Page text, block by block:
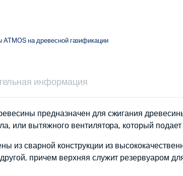
на древесной газификации
информация
предназначен для сжигания
или вытяжного вентилятора, который подает
из сварной конструкции из
причем верхняя служит резервуаром